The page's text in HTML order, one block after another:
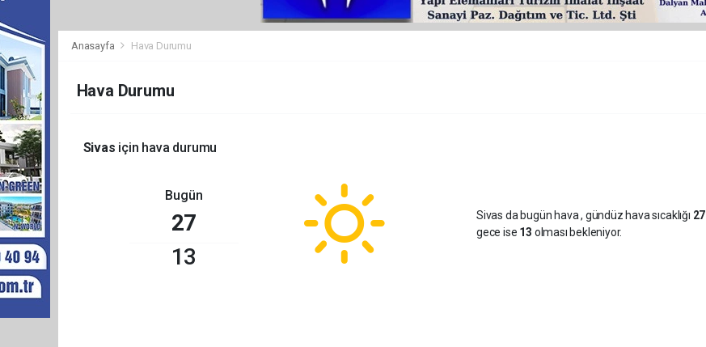
Anasayfa Hava Durumu
Hava Durumu
Sivas için hava durumu
Bugün
27
13
Sivas da bugün hava, gündüz hava sıcaklığı 27
gece ise 13 olması bekleniyor.